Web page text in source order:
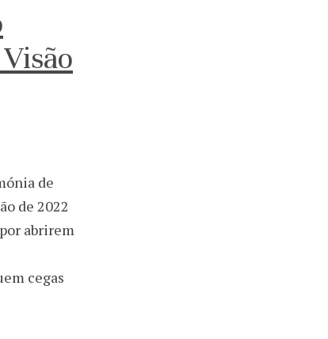
de
de 2022
abrirem
cegas